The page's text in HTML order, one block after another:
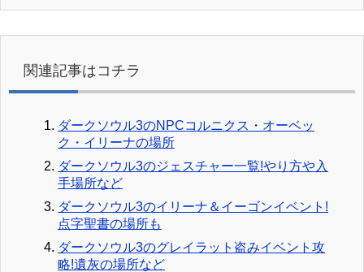
関連記事はコチラ
ダークソウル3のNPCコルニクス・オーベッ
ク・イリーナの場所
ダークソウル3のジェスチャー一覧!やり方や入
手場所など
ダークソウル3のイリーナ＆イーゴンイベント!
点字聖書の場所も
ダークソウル3のグレイラット盗みイベント攻
略!遺灰の場所など